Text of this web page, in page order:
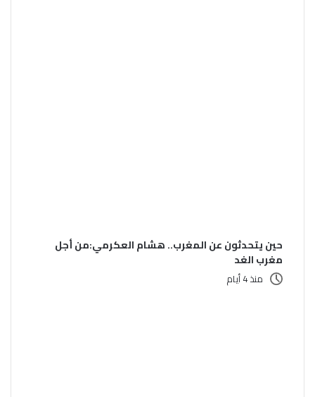
حين يتحدثون عن المغرب.. هشام العكرمي:من أجل
مغرب الغد
منذ 4 أيام